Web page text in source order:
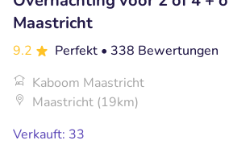
Maastricht
9.2 Perfekt • 338 Bewertungen
Kaboom Maastricht
Maastricht (19km)
Verkauft: 33